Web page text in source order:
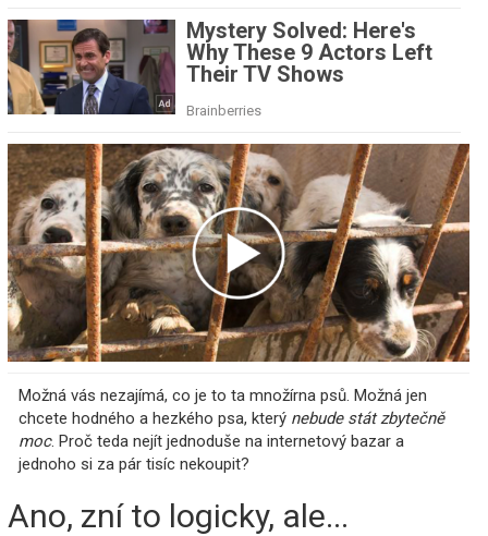
Možná vás nezajímá, co je to ta množírna psů. Možná jen
chcete hodného a hezkého psa, který nebude stát zbytečně
moc. Proč teda nejít jednoduše na internetový bazar a
jednoho si za pár tisíc nekoupit?
Ano, zní to logicky, ale...